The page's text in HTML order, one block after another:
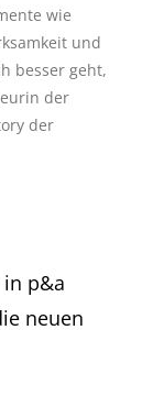
wie
und
besser geht,
der
der
p&a
neuen